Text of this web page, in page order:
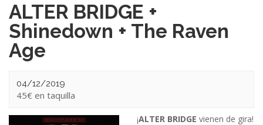
ALTER BRIDGE +
Shinedown + The Raven
Age
04/12/2019
45€
¡ALTER BRIDGE vienen de gira!